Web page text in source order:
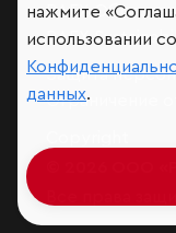
RAEX
RAEX
Защита
Ограничение
© 2026 ООО
нажмите
использовании
данных.